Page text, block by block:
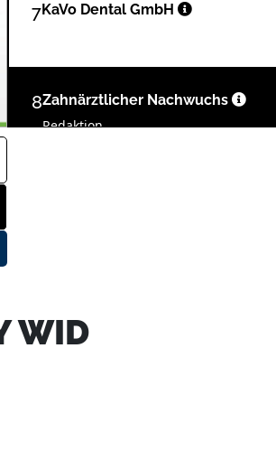
7KaVo Dental GmbH
8Zahnärztlicher Nachwuchs
Redaktion
WID